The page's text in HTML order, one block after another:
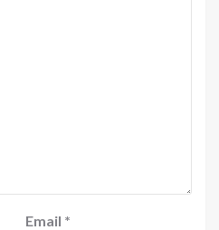
Email *